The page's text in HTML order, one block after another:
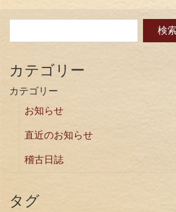
カテゴリー
カテゴリー
お知らせ
直近のお知らせ
稽古日誌
タグ